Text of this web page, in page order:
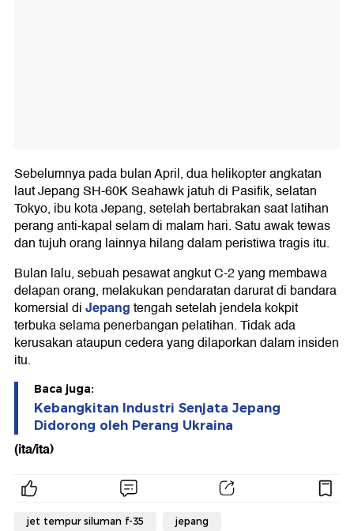
Sebelumnya pada bulan April, dua helikopter angkatan
laut Jepang SH-60K Seahawk jatuh di Pasifik, selatan
Tokyo, ibu kota Jepang, setelah bertabrakan saat latihan
perang anti-kapal selam di malam hari. Satu awak tewas
dan tujuh orang lainnya hilang dalam peristiwa tragis itu.
Bulan lalu, sebuah pesawat angkut C-2 yang membawa
delapan orang, melakukan pendaratan darurat di bandara
komersial diJepangtengah setelah jendela kokpit
terbuka selama penerbangan pelatihan. Tidak ada
kerusakan ataupun cedera yang dilaporkan dalam insiden
itu.
Baca juga:
Kebangkitan Industri Senjata Jepang
Didorong oleh Perang Ukraina
(ita/ita)
jet tempur siluman f-35 jepang